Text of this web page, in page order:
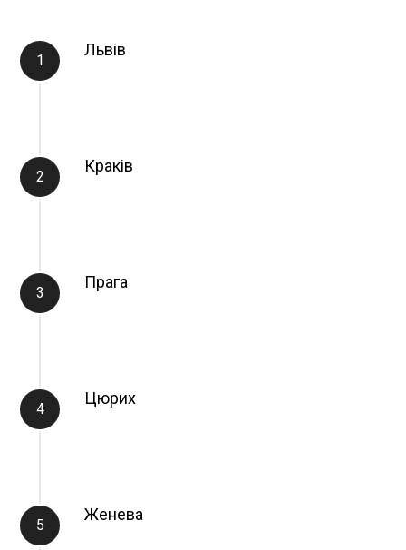
Львів
Краків
Прага
Цюрих
Женева